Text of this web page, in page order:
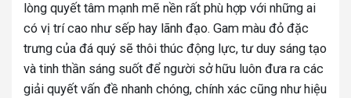
lòng quyết tâm mạnh mẽ nền rất phù hợp với những ai
có vị trí cao như sếp hay lãnh đạo. Gam màu đỏ đặc
trưng của đá quý sẽ thôi thúc động lực, tư duy sáng tạo
và tinh thần sáng suốt để người sở hữu luôn đưa ra các
giải quyết vấn đề nhanh chóng, chính xác cũng như hiệu